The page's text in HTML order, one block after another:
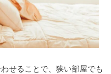
せることで、狭い部屋でも